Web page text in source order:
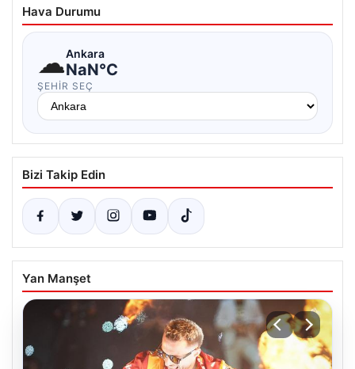
Hava Durumu
☁Ankara
NaN°C
ŞEHIR SEÇ
Bizi Takip Edin
Yan Manşet